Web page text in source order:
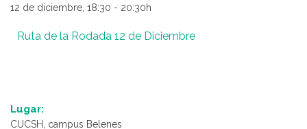
12 de diciembre, 18:30 - 20:30h
Ruta de la Rodada 12 de Diciembre
Lugar:
CUCSH, campus Belenes